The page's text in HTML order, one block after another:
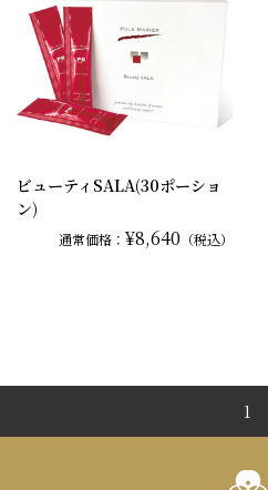
ビューティSALA(30ポーショ
ン)
通常価格：¥8,640 （税込）
1